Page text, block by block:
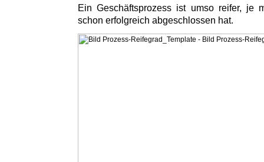
Ein Geschäftsprozess ist umso reifer, je
schon erfolgreich abgeschlossen hat.